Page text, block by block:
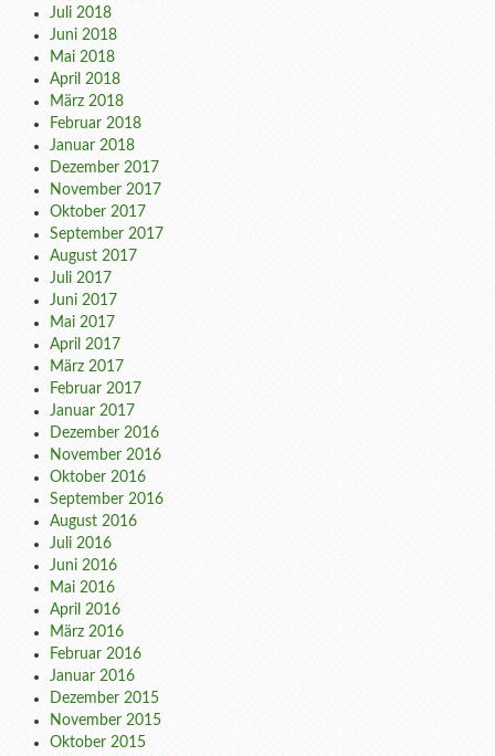
Juli 2018
Juni 2018
Mai 2018
April 2018
März 2018
Februar 2018
Januar 2018
Dezember 2017
November 2017
Oktober 2017
September 2017
August 2017
Juli 2017
Juni 2017
Mai 2017
April 2017
März 2017
Februar 2017
Januar 2017
Dezember 2016
November 2016
Oktober 2016
September 2016
August 2016
Juli 2016
Juni 2016
Mai 2016
April 2016
März 2016
Februar 2016
Januar 2016
Dezember 2015
November 2015
Oktober 2015